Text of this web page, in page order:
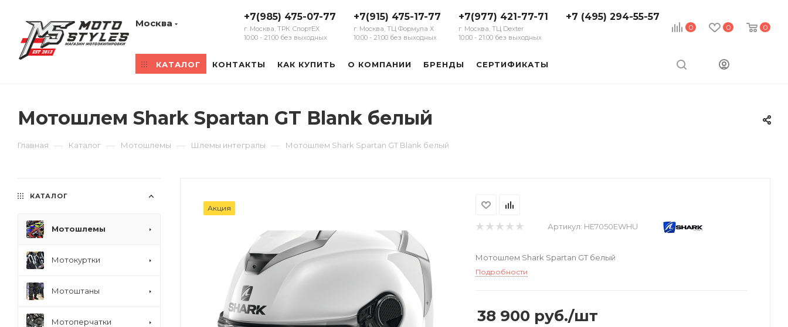
0 0 0
Москва
+7(985) 475-07-77
г. Москва, ТРК СпортЕХ
10:00 - 21:00 без выходных
+7(915) 475-17-77
г. Москва, ТЦ Формула Х
10:00 - 21:00 без выходных
+7(977) 421-77-71
г. Москва, ТЦ Dexter
10:00 - 21:00 без выходных
+7 (495) 294-55-57
КАТАЛОГ КОНТАКТЫ КАК КУПИТЬ О КОМПАНИИ БРЕНДЫ СЕРТИФИКАТЫ
Мотошлем Shark Spartan GT Blank белый
Главная — Каталог — Мотошлемы — Шлемы интегралы — Мотошлем Shark Spartan GT Blank белый
Акция
Артикул: HE7050EWHU
Мотошлем Shark Spartan GT белый
Подробности
38 900 руб./шт
КАТАЛОГ
Мотошлемы
Мотокуртки
Мотоштаны
Мотоперчатки